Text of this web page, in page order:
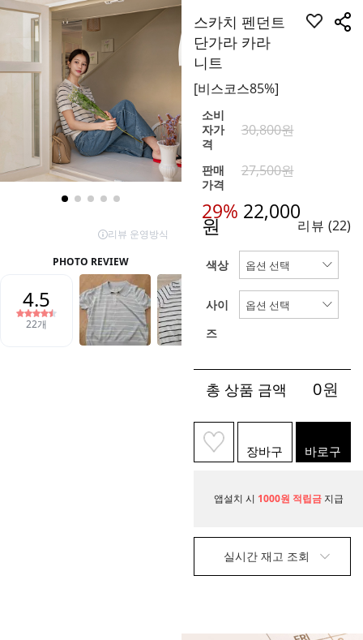
스카치 펜던트
단가라 카라
니트
[비스코스85%]
소비
자가
격
30,800원
판매
가격
27,500원
29% 22,000
원 리뷰 (22)
색상
사이
즈
총 상품 금액 0원
장바구
니
바로구
매
앱설치 시 1000원 적립금 지급
실시간 재고 조회